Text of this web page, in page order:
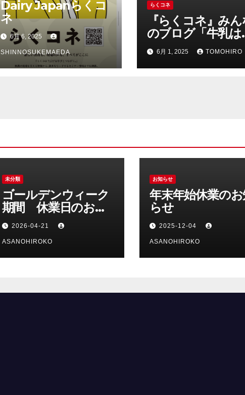
Dairy Japanらくコ
ネ
6月 6, 2025
SHINNOSUKEMAEDA
らくコネ
『らくコネ』み
のブログ「牛乳は
跡の妙薬」？
6月 1, 2025 TOMOHIRO
未分類
ゴールデンウィーク
期間 休業日のお知
らせ
2026-04-21
ASANOHIROKO
お知らせ
年末年始休業の
らせ
2025-12-04
ASANOHIROKO